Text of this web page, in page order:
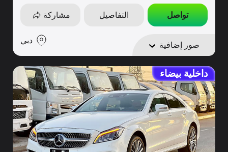
تواصل التفاصيل مشاركة
صور إضافية دبي
داخلية بيضاء